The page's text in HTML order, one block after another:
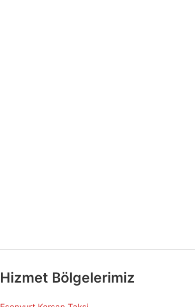
Hizmet Bölgelerimiz